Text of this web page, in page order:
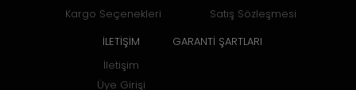
Kargo Seçenekleri
Satış Sözleşmesi
İLETİŞİM
İletişim
Üye Girişi
GARANTİ ŞARTLARI